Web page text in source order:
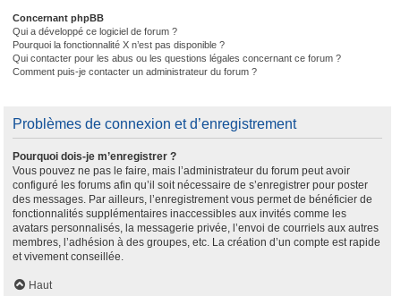
Concernant phpBB
Qui a développé ce logiciel de forum ?
Pourquoi la fonctionnalité X n’est pas disponible ?
Qui contacter pour les abus ou les questions légales concernant ce forum ?
Comment puis-je contacter un administrateur du forum ?
Problèmes de connexion et d’enregistrement
Pourquoi dois-je m’enregistrer ?
Vous pouvez ne pas le faire, mais l’administrateur du forum peut avoir
configuré les forums afin qu’il soit nécessaire de s’enregistrer pour poster
des messages. Par ailleurs, l’enregistrement vous permet de bénéficier de
fonctionnalités supplémentaires inaccessibles aux invités comme les
avatars personnalisés, la messagerie privée, l’envoi de courriels aux autres
membres, l’adhésion à des groupes, etc. La création d’un compte est rapide
et vivement conseillée.
Haut